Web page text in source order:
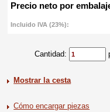
Precio neto por
Incluido IVA (23%):
Cantidad:
Mostrar la cesta
Cómo encargar piezas